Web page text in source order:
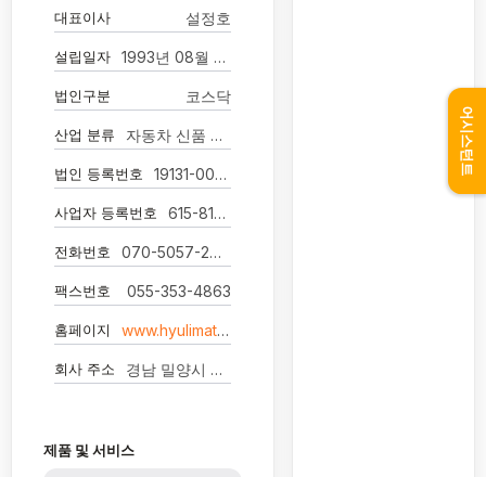
대표이사 설정호
설립일자 1993년 08월 25일
법인구분 코스닥
산업 분류 자동차 신품 부품 제조업
법인 등록번호 19131-0002354
사업자 등록번호 615-81-03939
전화번호 070-5057-2779
팩스번호 055-353-4863
홈페이지 www.hyulimatech.co.kr
회사 주소 경남 밀양시 산내면 가인리 364번지
제품 및 서비스
어시스턴트